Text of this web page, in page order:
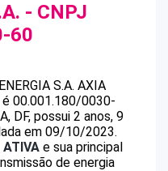
- CNPJ
60
S.A. AXIA
é 00.001.180/0030-
DF, possui 2 anos, 9
em 09/10/2023.
ATIVA e sua principal
de energia